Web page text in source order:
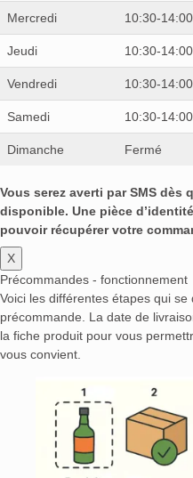
Mercredi 10:30-
Jeudi 10:30-
Vendredi 10:30-
Samedi 10:30-
Dimanche Fermé
Vous serez averti par SMS dès
disponible. Une pièce
pouvoir récupérer votre
X
Précommandes - fonctionnement
Voici les différentes étapes qui
précommande. La date de
la fiche produit pour vous
vous convient.